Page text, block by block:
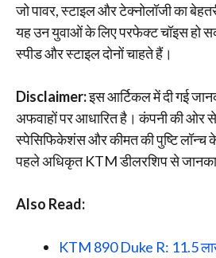
जो पावर, स्टाइल और टेक्नोलॉजी का
यह उन युवाओं के लिए परफेक्ट चॉइस हो
स्पीड और स्टाइल दोनों चाहते हैं।
Disclaimer:इस आर्टिकल में दी गई
अफवाहों पर आधारित है। कंपनी की ओर
स्पेसिफिकेशंस और कीमत की पुष्टि लॉन्च
पहले अधिकृत KTM डीलरशिप से
Also Read:
KTM 890 Duke R: 11.5